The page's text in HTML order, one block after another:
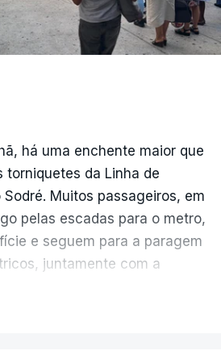
há uma enchente maior que
torniquetes da Linha de
Muitos passageiros, em
pelas escadas para o metro,
e seguem para a paragem
juntamente com a